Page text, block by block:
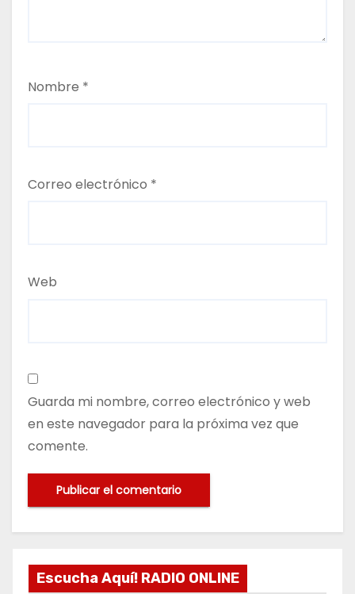
a
Nombre *
Correo electrónico *
Web
Guarda mi nombre, correo electrónico y web
en este navegador para la próxima vez que
comente.
Escucha Aquí! RADIO ONLINE